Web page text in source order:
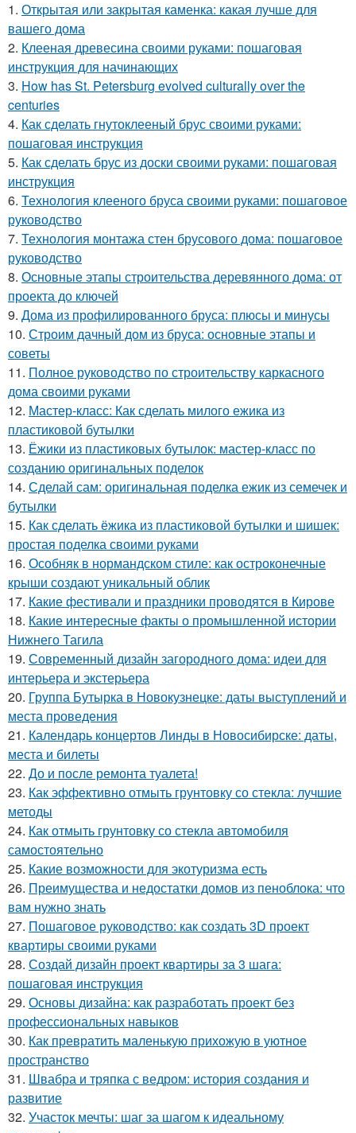
1. Открытая или закрытая каменка: какая лучше для
вашего дома
2. Клееная древесина своими руками: пошаговая
инструкция для начинающих
3. How has St. Petersburg evolved culturally over the
centuries
4. Как сделать гнутоклееный брус своими руками:
пошаговая инструкция
5. Как сделать брус из доски своими руками: пошаговая
инструкция
6. Технология клееного бруса своими руками: пошаговое
руководство
7. Технология монтажа стен брусового дома: пошаговое
руководство
8. Основные этапы строительства деревянного дома: от
проекта до ключей
9. Дома из профилированного бруса: плюсы и минусы
10. Строим дачный дом из бруса: основные этапы и
советы
11. Полное руководство по строительству каркасного
дома своими руками
12. Мастер-класс: Как сделать милого ежика из
пластиковой бутылки
13. Ёжики из пластиковых бутылок: мастер-класс по
созданию оригинальных поделок
14. Сделай сам: оригинальная поделка ежик из семечек и
бутылки
15. Как сделать ёжика из пластиковой бутылки и шишек:
простая поделка своими руками
16. Особняк в нормандском стиле: как остроконечные
крыши создают уникальный облик
17. Какие фестивали и праздники проводятся в Кирове
18. Какие интересные факты о промышленной истории
Нижнего Тагила
19. Современный дизайн загородного дома: идеи для
интерьера и экстерьера
20. Группа Бутырка в Новокузнецке: даты выступлений и
места проведения
21. Календарь концертов Линды в Новосибирске: даты,
места и билеты
22. До и после ремонта туалета!
23. Как эффективно отмыть грунтовку со стекла: лучшие
методы
24. Как отмыть грунтовку со стекла автомобиля
самостоятельно
25. Какие возможности для экотуризма есть
26. Преимущества и недостатки домов из пеноблока: что
вам нужно знать
27. Пошаговое руководство: как создать 3D проект
квартиры своими руками
28. Создай дизайн проект квартиры за 3 шага:
пошаговая инструкция
29. Основы дизайна: как разработать проект без
профессиональных навыков
30. Как превратить маленькую прихожую в уютное
пространство
31. Швабра и тряпка с ведром: история создания и
развитие
32. Участок мечты: шаг за шагом к идеальному